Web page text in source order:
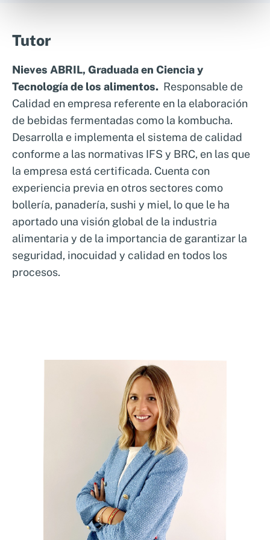
Tutor
Nieves ABRIL, Graduada en Ciencia y
Tecnología de los alimentos. Responsable de
Calidad en empresa referente en la elaboración
de bebidas fermentadas como la kombucha.
Desarrolla e implementa el sistema de calidad
conforme a las normativas IFS y BRC, en las que
la empresa está certificada. Cuenta con
experiencia previa en otros sectores como
bollería, panadería, sushi y miel, lo que le ha
aportado una visión global de la industria
alimentaria y de la importancia de garantizar la
seguridad, inocuidad y calidad en todos los
procesos.